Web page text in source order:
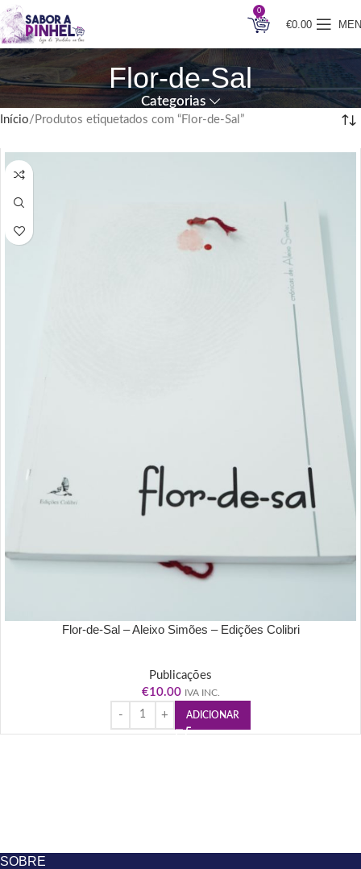
0
€0.00
Flor-de-Sal
Categorias
Início Produtos etiquetados com “Flor-de-Sal”
Flor-de-Sal – Aleixo Simões – Edições Colibri
Publicações
€10.00 IVA INC.
ADICIONAR
SOBRE